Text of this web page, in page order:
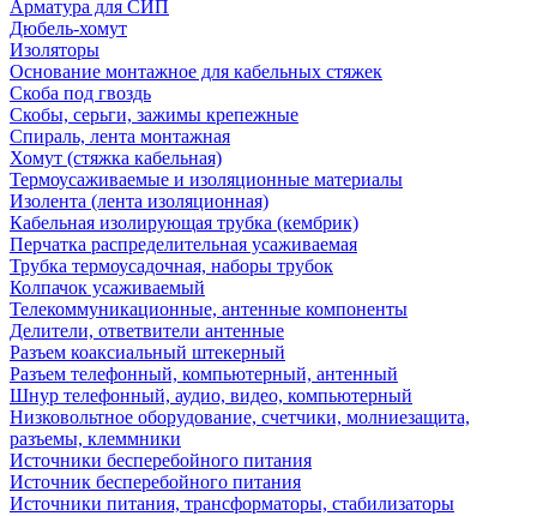
Арматура для СИП
Дюбель-хомут
Изоляторы
Основание монтажное для кабельных стяжек
Скоба под гвоздь
Скобы, серьги, зажимы крепежные
Спираль, лента монтажная
Хомут (стяжка кабельная)
Термоусаживаемые и изоляционные материалы
Изолента (лента изоляционная)
Кабельная изолирующая трубка (кембрик)
Перчатка распределительная усаживаемая
Трубка термоусадочная, наборы трубок
Колпачок усаживаемый
Телекоммуникационные, антенные компоненты
Делители, ответвители антенные
Разъем коаксиальный штекерный
Разъем телефонный, компьютерный, антенный
Шнур телефонный, аудио, видео, компьютерный
Низковольтное оборудование, счетчики, молниезащита,
разъемы, клеммники
Источники бесперебойного питания
Источник бесперебойного питания
Источники питания, трансформаторы, стабилизаторы